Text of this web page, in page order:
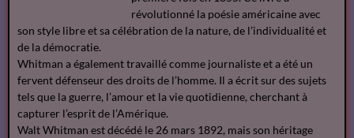
révolutionné la poésie américaine avec
son style libre et sa célébration de la nature, de l’individualité et
de la démocratie.
Whitman a également travaillé comme journaliste et a été un
fervent défenseur des droits de l’homme. Il a écrit sur des sujets
tels que la guerre, l’amour et la vie quotidienne, cherchant à
capturer l’esprit de l’Amérique.
Walt Whitman est décédé le 26 mars 1892, mais son héritage